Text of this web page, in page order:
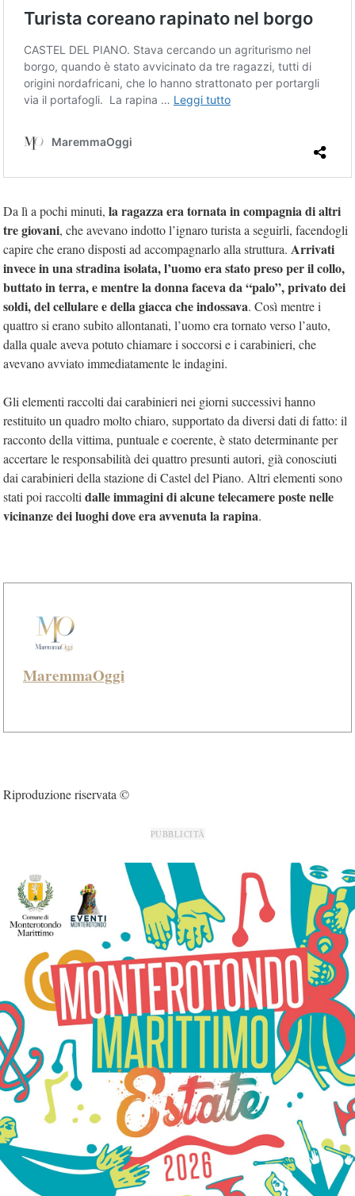
Da lì a pochi minuti, la ragazza era tornata in compagnia di altri
tre giovani, che avevano indotto l’ignaro turista a seguirli, facendogli
capire che erano disposti ad accompagnarlo alla struttura. Arrivati
invece in una stradina isolata, l’uomo era stato preso per il collo,
buttato in terra, e mentre la donna faceva da “palo”, privato dei
soldi, del cellulare e della giacca che indossava. Così mentre i
quattro si erano subito allontanati, l’uomo era tornato verso l’auto,
dalla quale aveva potuto chiamare i soccorsi e i carabinieri, che
avevano avviato immediatamente le indagini.
Gli elementi raccolti dai carabinieri nei giorni successivi hanno
restituito un quadro molto chiaro, supportato da diversi dati di fatto: il
racconto della vittima, puntuale e coerente, è stato determinante per
accertare le responsabilità dei quattro presunti autori, già conosciuti
dai carabinieri della stazione di Castel del Piano. Altri elementi sono
stati poi raccolti dalle immagini di alcune telecamere poste nelle
vicinanze dei luoghi dove era avvenuta la rapina.
MaremmaOggi
Riproduzione riservata ©
PUBBLICITÀ